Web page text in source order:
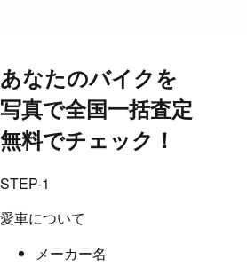
あなたのバイクを
写真で全国一括査定
無料でチェック！
STEP-1
愛車について
メーカー名